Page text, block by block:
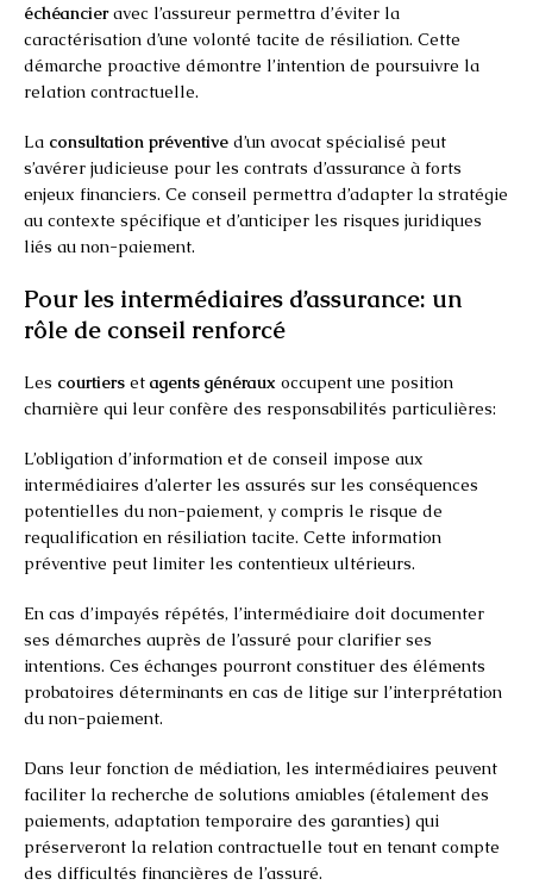
échéancieravec l’assureur permettra d’éviter la
caractérisation d’une volonté tacite de résiliation. Cette
démarche proactive démontre l’intention de poursuivre la
relation contractuelle.
La consultation préventive d’un avocat spécialisé peut
s’avérer judicieuse pour les contrats d’assurance à forts
enjeux financiers. Ce conseil permettra d’adapter la stratégie
au contexte spécifique et d’anticiper les risques juridiques
liés au non-paiement.
Pour les intermédiaires d’assurance: un
rôle de conseil renforcé
Les courtiers et agents généraux occupent une position
charnière qui leur confère des responsabilités particulières:
L’obligation d’information et de conseil impose aux
intermédiaires d’alerter les assurés sur les conséquences
potentielles du non-paiement, y compris le risque de
requalification en résiliation tacite. Cette information
préventive peut limiter les contentieux ultérieurs.
En cas d’impayés répétés, l’intermédiaire doit documenter
ses démarches auprès de l’assuré pour clarifier ses
intentions. Ces échanges pourront constituer des éléments
probatoires déterminants en cas de litige sur l’interprétation
du non-paiement.
Dans leur fonction de médiation, les intermédiaires peuvent
faciliter la recherche de solutions amiables (étalement des
paiements, adaptation temporaire des garanties) qui
préserveront la relation contractuelle tout en tenant compte
des difficultés financières de l’assuré.